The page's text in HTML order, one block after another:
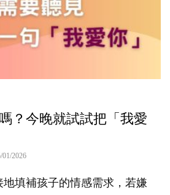
？今晚就試試把「我愛
01/2026
填補孩子的情感需求，若嫌